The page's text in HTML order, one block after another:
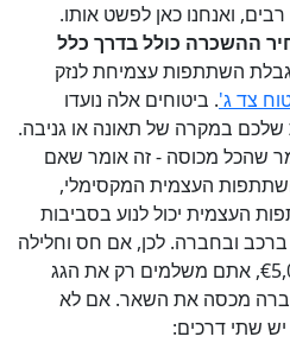
ואנחנו כאן לפשט אותו.
ההשכרה כולל בדרך כלל
השתתפות עצמיחת לנזק
צד ג'. ביטוחים אלה נועדו
במקרה של תאונה או גניבה.
שהכל מכוסה - זה אומר שאם
העצמית המקסימלי,
העצמית יכול לנוע בסביבות
תלוי ברכב ובחברה. לכן, אם חס וחלילה
עשיתם תאונה עם נזק של €5,000, אתם משלמים רק את הגג
של החברה מכסה את השאר. אם לא
שתי דרכים: